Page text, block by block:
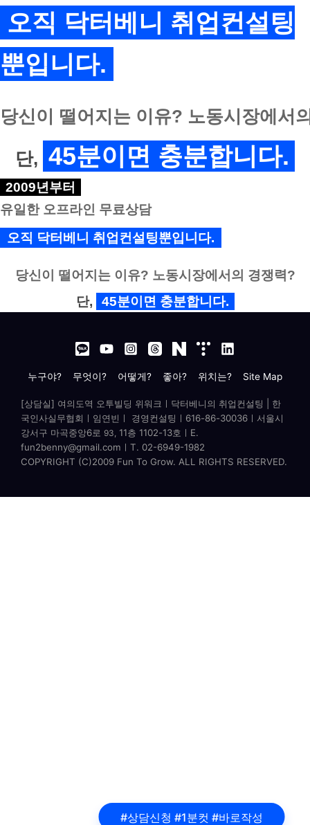
오직 닥터베니 취업컨설팅
뿐입니다.
당신이 떨어지는 이유? 노동시장에서
단, 45분이면 충분합니다.
2009년부터
유일한 오프라인 무료상담
오직 닥터베니 취업컨설팅뿐입니다.
당신이 떨어지는 이유? 노동시장에서의 경쟁력?
단,
45분이면 충분합니다.
#상담신청 #1분컷 #바로작성
누구야? 무엇이? 어떻게? 좋아? 위치는? Site Map
[상담실] 여의도역 오투빌딩 위워크ㅣ닥터베니의 취업컨설팅 | 한
국인사실무협회ㅣ임연빈ㅣ 경영컨설팅ㅣ616-86-30036ㅣ서울시
강서구 마곡중앙6로 93, 11층 1102-13호ㅣ E.
fun2benny@gmail.comㅣT. 02-6949-1982
COPYRIGHT (C)2009 Fun To Grow. ALL RIGHTS RESERVED.